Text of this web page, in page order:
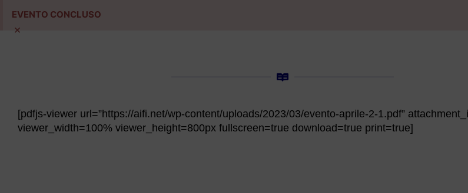
EVENTO CONCLUSO
×
[pdfjs-viewer url=”https://aifi.net/wp-content/uploads/2023/03/evento-aprile-2-1.pdf”
viewer_width=100% viewer_height=800px fullscreen=true download=true print=true]